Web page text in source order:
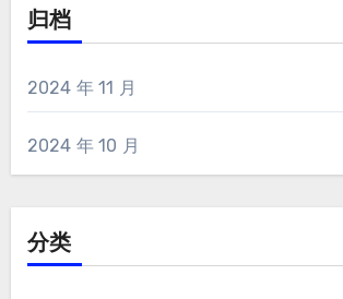
归档
2024 年 11 月
2024 年 10 月
分类